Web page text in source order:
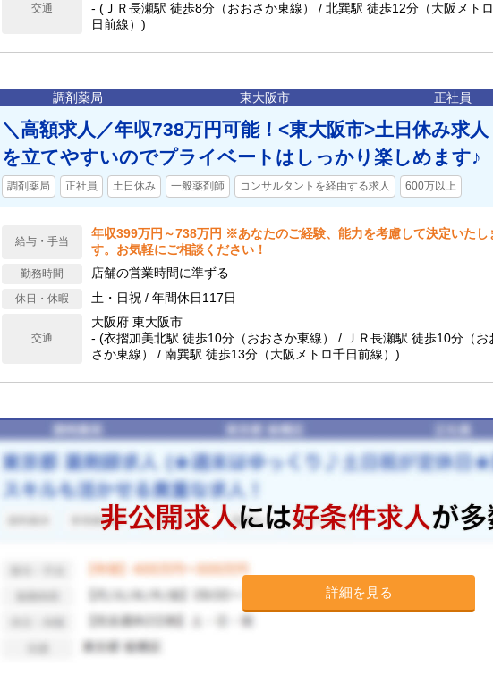
交通
- (ＪＲ長瀬駅 徒歩8分（おおさか東線） / 北巽駅 徒歩12分（大阪メト
日前線）)
調剤薬局 東大阪市 正社員
＼高額求人／年収738万円可能！<東大阪市>土日休み求人
を立てやすいのでプライベートはしっかり楽しめます♪
調剤薬局 正社員 土日休み 一般薬剤師 コンサルタントを経由する求人 600万以上
給与・手当
年収399万円～738万円 ※あなたのご経験、能力を考慮して決定いたし
す。お気軽にご相談ください！
勤務時間 店舗の営業時間に準ずる
休日・休暇 土・日祝 / 年間休日117日
交通
大阪府 東大阪市
- (衣摺加美北駅 徒歩10分（おおさか東線） / ＪＲ長瀬駅 徒歩10分（お
さか東線） / 南巽駅 徒歩13分（大阪メトロ千日前線）)
詳細を見る